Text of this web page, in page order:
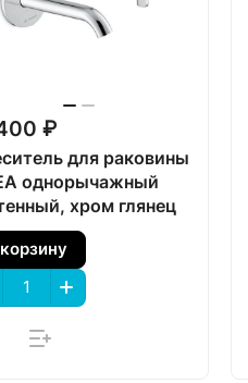
₽
для раковины
однорычажный
хром глянец